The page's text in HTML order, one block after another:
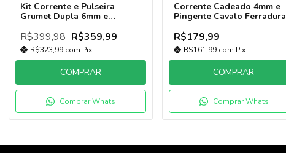
Kit Corrente e Pulseira
Grumet Dupla 6mm e
G Banhado Ouro 18k
R$399,98 R$359,99
R$323,99 com Pix
COMPRAR
Comprar Whats
Corrente Cadeado 4mm e
Pingente Cavalo Ferradura
R$179,99
R$161,99 com Pix
COMPRAR
Comprar Whats